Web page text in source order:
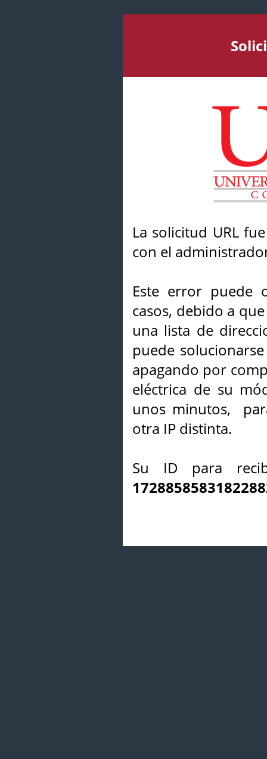
La solicitud URL
con el
Este error puede
casos, debido a
una lista de
puede
apagando por
eléctrica de su
unos minutos,
otra IP distinta.
Su ID para